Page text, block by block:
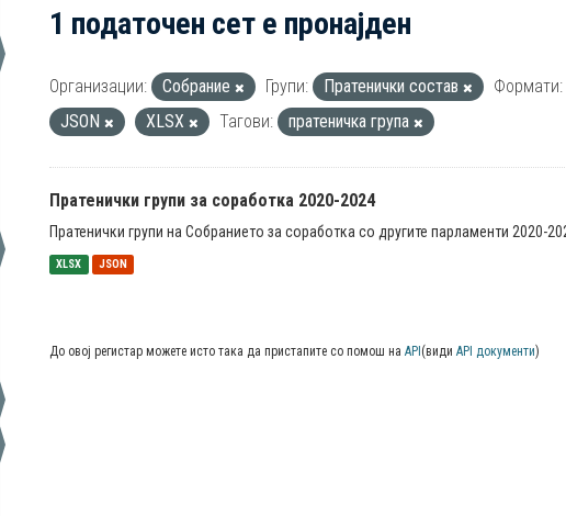
1 податочен сет е пронајден
Организации: Собрание Групи: Пратенички состав
Формати:
JSON
XLSX Тагови: пратеничка група
Пратенички групи за соработка 2020-2024
Пратенички групи на Собранието за соработка со другите парламенти 2020-
XLSX JSON
До овој регистар можете исто така да пристапите со помош на API (види API документи)